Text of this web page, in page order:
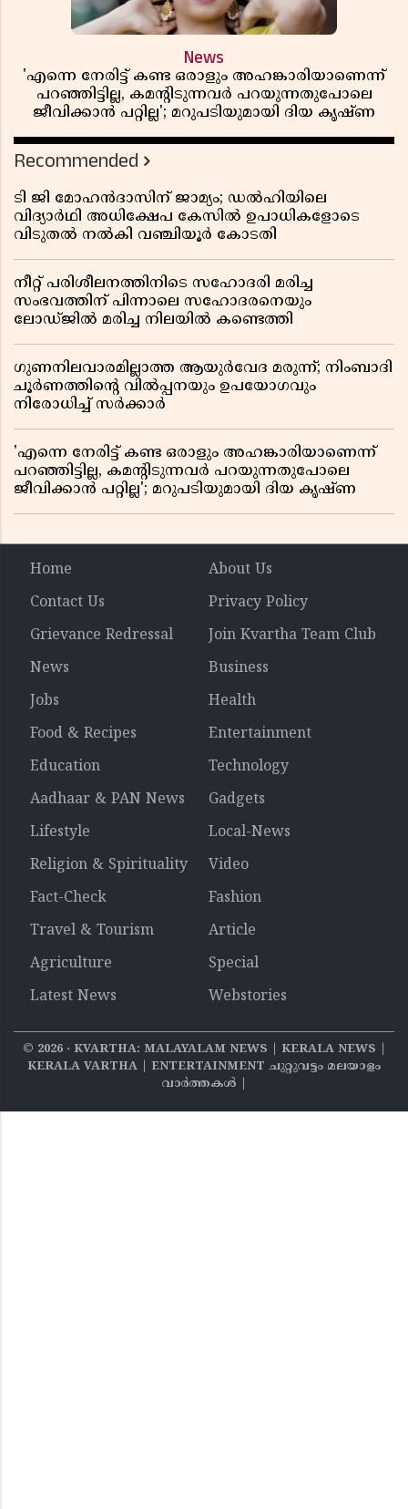
News
'എന്നെ നേരിട്ട് കണ്ട ഒരാളും അഹങ്കാരിയാണെന്ന്
പറഞ്ഞിട്ടില്ല, കമൻ്റിടുന്നവർ പറയുന്നതുപോലെ
ജീവിക്കാൻ പറ്റില്ല'; മറുപടിയുമായി ദിയ കൃഷ്ണ
Recommended
ടി ജി മോഹൻദാസിന് ജാമ്യം; ഡൽഹിയിലെ
വിദ്യാർഥി അധിക്ഷേപ കേസിൽ ഉപാധികളോടെ
വിടുതൽ നൽകി വഞ്ചിയൂർ കോടതി
നീറ്റ് പരിശീലനത്തിനിടെ സഹോദരി മരിച്ച
സംഭവത്തിന് പിന്നാലെ സഹോദരനെയും
ലോഡ്ജിൽ മരിച്ച നിലയിൽ കണ്ടെത്തി
ഗുണനിലവാരമില്ലാത്ത ആയുർവേദ മരുന്ന്; നിംബാദി
ചൂർണത്തിൻ്റെ വിൽപ്പനയും ഉപയോഗവും
നിരോധിച്ച് സർക്കാർ
'എന്നെ നേരിട്ട് കണ്ട ഒരാളും അഹങ്കാരിയാണെന്ന്
പറഞ്ഞിട്ടില്ല, കമൻ്റിടുന്നവർ പറയുന്നതുപോലെ
ജീവിക്കാൻ പറ്റില്ല'; മറുപടിയുമായി ദിയ കൃഷ്ണ
Home
About Us
Contact Us
Privacy Policy
Grievance Redressal
Join Kvartha Team Club
News
Business
Jobs
Health
Food & Recipes
Entertainment
Education
Technology
Aadhaar & PAN News
Gadgets
Lifestyle
Local-News
Religion & Spirituality
Video
Fact-Check
Fashion
Travel & Tourism
Article
Agriculture
Special
Latest News
Webstories
© 2026‧ KVARTHA: MALAYALAM NEWS | KERALA NEWS |
KERALA VARTHA | ENTERTAINMENT ചുറ്റുവട്ടം മലയാളം
വാര്‍ത്തകൾ |